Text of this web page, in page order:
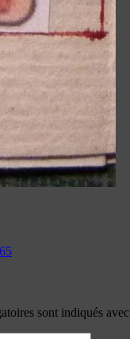
sont indiqués avec